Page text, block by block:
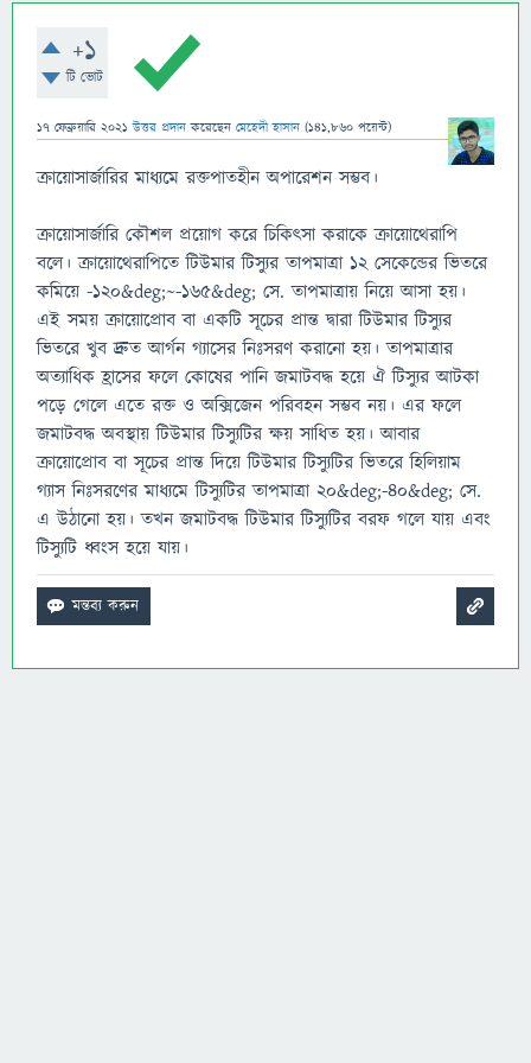
+1
টি ভোট
17 ফেব্রুয়ারি 2021 উত্তর প্রদান করেছেন মেহেদী হাসান (141,860 পয়েন্ট)
ক্রায়ােসার্জারির মাধ্যমে রক্তপাতহীন অপারেশন সম্ভব।
ক্রায়ােসার্জারি কৌশল প্রয়ােগ করে চিকিৎসা করাকে ক্রায়ােথেরাপি
বলে। ক্রায়ােথেরাপিতে টিউমার টিস্যুর তাপমাত্রা ১২ সেকেন্ডের ভিতরে
কমিয়ে -১২০&deg;~-১৬৫&deg; সে. তাপমাত্রায় নিয়ে আসা হয়।
এই সময় ক্রায়ােপ্রােব বা একটি সূচের প্রান্ত দ্বারা টিউমার টিস্যুর
ভিতরে খুব দ্রুত আর্গন গ্যাসের নিঃসরণ করানাে হয়। তাপমাত্রার
অত্যাধিক হ্রাসের ফলে কোষের পানি জমাটবদ্ধ হয়ে ঐ টিস্যুর আটকা
পড়ে গেলে এতে রক্ত ও অক্সিজেন পরিবহন সম্ভব নয়। এর ফলে
জমাটবদ্ধ অবস্থায় টিউমার টিস্যুটির ক্ষয় সাধিত হয়। আবার
ক্রায়ােপ্রােব বা সূচের প্রান্ত দিয়ে টিউমার টিস্যুটির ভিতরে হিলিয়াম
গ্যাস নিঃসরণের মাধ্যমে টিস্যুটির তাপমাত্রা ২০&deg;-৪০&deg; সে.
এ উঠানাে হয়। তখন জমাটবদ্ধ টিউমার টিস্যুটির বরফ গলে যায় এবং
টিস্যুটি ধ্বংস হয়ে যায়।